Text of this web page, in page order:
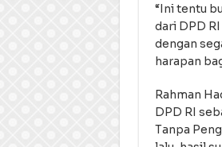
“Ini tentu
dari DPD
dengan
harapan
Rahman
DPD RI
Tanpa